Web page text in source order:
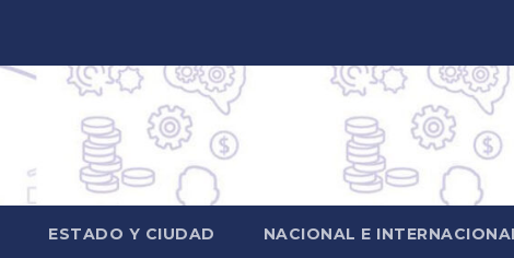
ESTADO Y CIUDAD NACIONAL E